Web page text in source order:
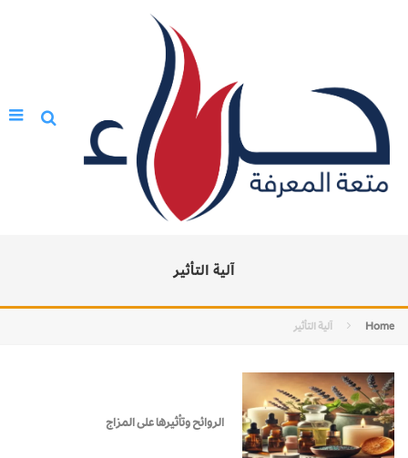
آلية التأثير
Home آلية التأثير
الروائح وتأثيرها على المزاج